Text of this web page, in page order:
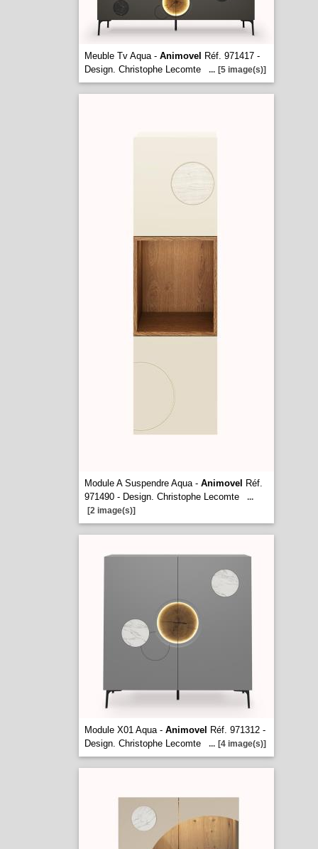
Meuble Tv Aqua - Animovel
Réf. 971417 -
Design. Christophe Lecomte
... [5 image(s)]
Module A Suspendre Aqua - Animovel
Réf.
971490 - Design. Christophe Lecomte
...
[2 image(s)]
Module X01 Aqua - Animovel
Réf. 971312 -
Design. Christophe Lecomte
... [4 image(s)]